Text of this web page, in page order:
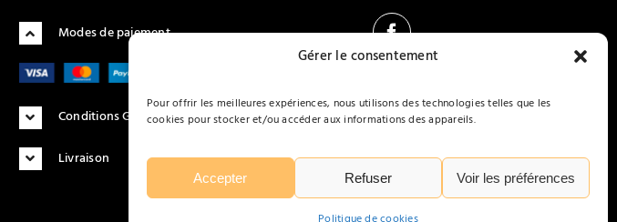
Gérer le consentement
Pour offrir les meilleures expériences, nous utilisons des technologies telles que les
cookies pour stocker et/ou accéder aux informations des appareils.
Accepter Refuser Voir les préférences
Modes de paiement
Conditions Générales d'Utilisation
Livraison